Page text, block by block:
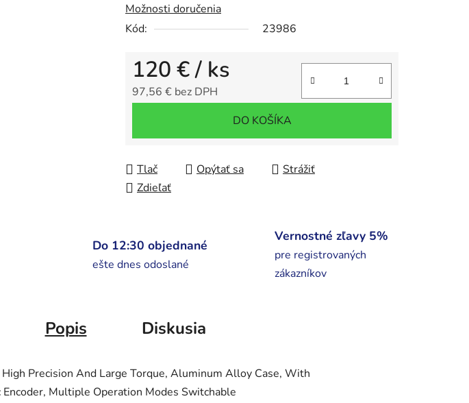
Možnosti doručenia
Kód:
23986
120 €/ ks
97,56 € bez DPH
DO KOŠÍKA
Tlač Opýtať sa
Strážiť
Zdieľať
Do 12:30 objednané
ešte dnes odoslané
Vernostné zľavy 5%
pre registrovaných
zákazníkov
Popis Diskusia
Precision And Large Torque, Aluminum Alloy Case, With
Multiple Operation Modes Switchable